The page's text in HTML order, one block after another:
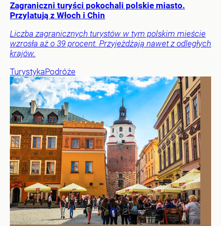
Zagraniczni turyści pokochali polskie miasto.
Przylatują z Włoch i Chin
Liczba zagranicznych turystów w tym polskim mieście
wzrosła aż o 39 procent. Przyjeżdżają nawet z odległych
krajów.
TurystykaPodróże